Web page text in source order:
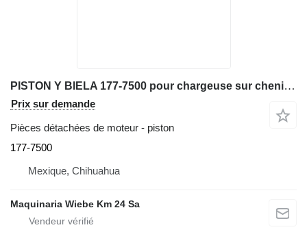
PISTON Y BIELA 177-7500 pour chargeuse sur chenilles Caterpillar 953C
Prix sur demande
Pièces détachées de moteur - piston
177-7500
Mexique, Chihuahua
Maquinaria Wiebe Km 24 Sa